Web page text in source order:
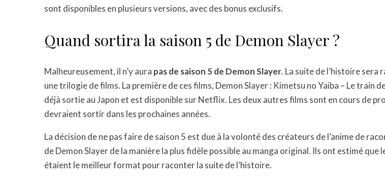
sont disponibles en plusieurs versions, avec des bonus exclusifs.
Quand sortira la saison 5 de Demon Slayer ?
Malheureusement, il n’y aura pas de saison 5 de Demon Slayer. La suite de l’histoire sera
une trilogie de films. La première de ces films, Demon Slayer : Kimetsu no Yaiba – Le train
déjà sortie au Japon et est disponible sur Netflix. Les deux autres films sont en cours de
devraient sortir dans les prochaines années.
La décision de ne pas faire de saison 5 est due à la volonté des créateurs de l’anime de
de Demon Slayer de la manière la plus fidèle possible au manga original. Ils ont estimé que
étaient le meilleur format pour raconter la suite de l’histoire.